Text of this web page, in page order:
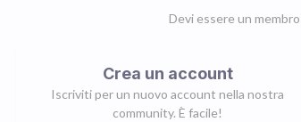
Devi essere un
Crea un account
Iscriviti per un nuovo account nella nostra
community. È facile!